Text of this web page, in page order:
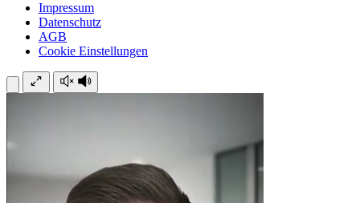
Impressum
Datenschutz
AGB
Cookie Einstellungen